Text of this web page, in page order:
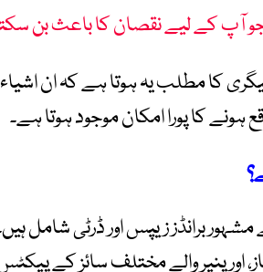
آپ کے لیے نقصان کا باعث بن
کا مطلب یہ ہوتا ہے کہ ان
ہونے کا پورا امکان موجود ہوتا ہے۔
برانڈز زیپس اور ڈرٹی شامل
اور پنیر والے مختلف سائز کے